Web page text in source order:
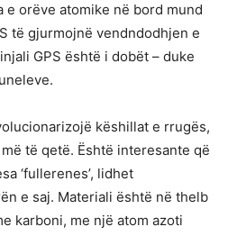
e orëve atomike në bord mund
të gjurmojnë vendndodhjen e
GPS është i dobët – duke
këshillat e rrugës,
të qetë. Është interesante që
‘fullerenes’, lidhet
e saj. Materiali është në thelb
karboni, me një atom azoti